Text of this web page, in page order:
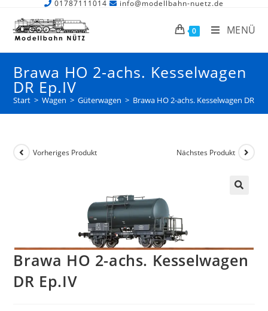
01787111014 info@modellbahn-nuetz.de
0 MENÜ
Brawa HO 2-achs. Kesselwagen
DR Ep.IV
Start > Wagen > Güterwagen > Brawa HO 2-achs. Kesselwagen DR
Vorheriges Produkt Nächstes Produkt
Brawa HO 2-achs. Kesselwagen
DR Ep.IV